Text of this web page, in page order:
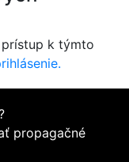
k týmto
propagačné